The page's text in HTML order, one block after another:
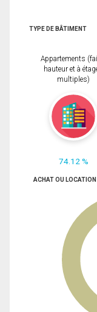
TYPE DE BÂTIMENT
Appartements
hauteur et à
multiples)
74.12 %
ACHAT OU LOCATION